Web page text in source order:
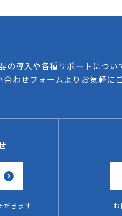
の導入や各種サポートについ
合わせフォームよりお気軽に
だきます